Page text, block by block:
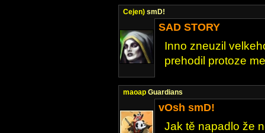
Cejen) smD!
SAD STORY
Inno zneuzil
prehodil protoze
maoap Guardians
vOsh smD!
Jak tě napadlo že